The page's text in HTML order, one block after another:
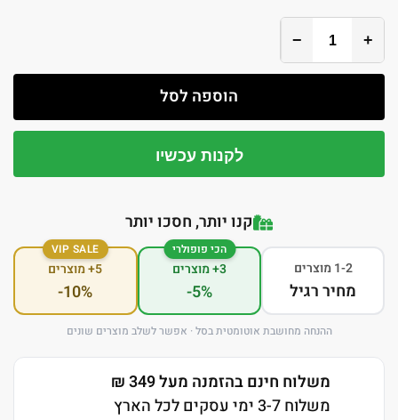
+
−
הוספה לסל
לקנות עכשיו
קנו יותר, חסכו יותר
1-2 מוצרים
מחיר רגיל
הכי פופולרי
3+ מוצרים
-5%
VIP SALE
5+ מוצרים
-10%
ההנחה מחושבת אוטומטית בסל · אפשר לשלב מוצרים שונים
משלוח חינם בהזמנה מעל 349 ₪
משלוח 3-7 ימי עסקים לכל הארץ